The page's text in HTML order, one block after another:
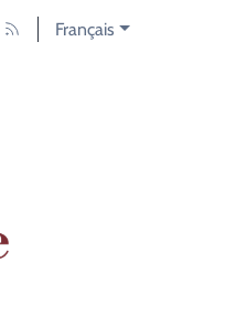
Français